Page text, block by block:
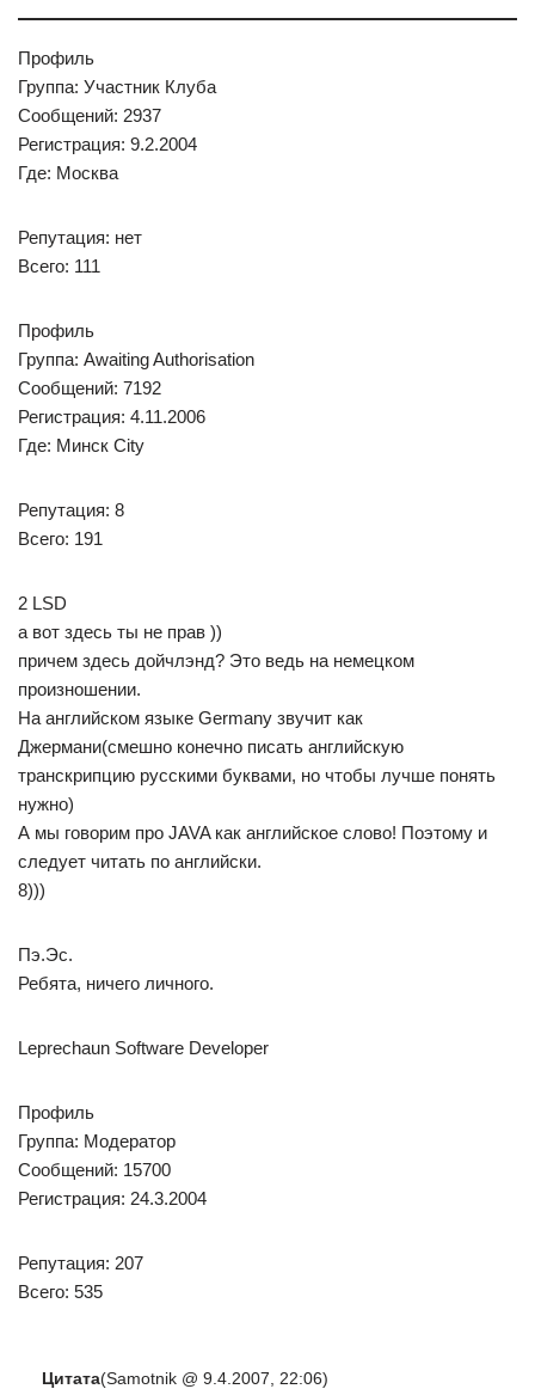
Профиль
Группа: Участник Клуба
Сообщений: 2937
Регистрация: 9.2.2004
Где: Москва
Репутация: нет
Всего: 111
Профиль
Группа: Awaiting Authorisation
Сообщений: 7192
Регистрация: 4.11.2006
Где: Минск City
Репутация: 8
Всего: 191
2 LSD
а вот здесь ты не прав ))
причем здесь дойчлэнд? Это ведь на немецком
произношении.
На английском языке Germany звучит как
Джермани(смешно конечно писать английскую
транскрипцию русскими буквами, но чтобы лучше понять
нужно)
А мы говорим про JAVA как английское слово! Поэтому и
следует читать по английски.
8)))
Пэ.Эс.
Ребята, ничего личного.
Leprechaun Software Developer
Профиль
Группа: Модератор
Сообщений: 15700
Регистрация: 24.3.2004
Репутация: 207
Всего: 535
Цитата(Samotnik @ 9.4.2007, 22:06)